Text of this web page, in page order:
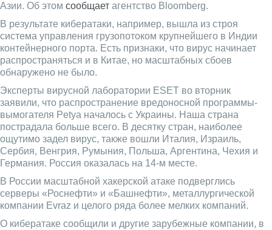
Азии. Об этом сообщает агентство Bloomberg.
В результате кибератаки, например, вышла из строя
система управления грузопотоком крупнейшего в Индии
контейнерного порта. Есть признаки, что вирус начинает
распространяться и в Китае, но масштабных сбоев
обнаружено не было.
Эксперты вирусной лаборатории ESET во вторник
заявили, что распространение вредоносной программы-
вымогателя Petya началось с Украины. Наша страна
пострадала больше всего. В десятку стран, наиболее
ощутимо задел вирус, также вошли Италия, Израиль,
Сербия, Венгрия, Румыния, Польша, Аргентина, Чехия и
Германия. Россия оказалась на 14-м месте.
В России масштабной хакерской атаке подверглись
серверы «Роснефти» и «Башнефти», металлургической
компании Evraz и целого ряда более мелких компаний.
О кибератаке сообщили и другие зарубежные компании, в